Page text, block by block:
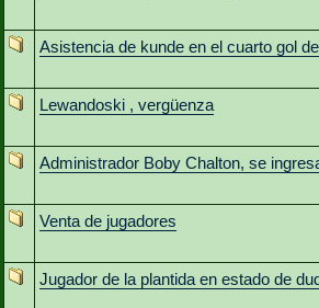
Asistencia de kunde en el cuarto gol
Lewandoski , vergüenza
Administrador Boby Chalton, se
Venta de jugadores
Jugador de la plantida en estado de